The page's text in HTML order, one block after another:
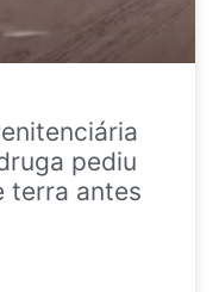
pediu
terra antes